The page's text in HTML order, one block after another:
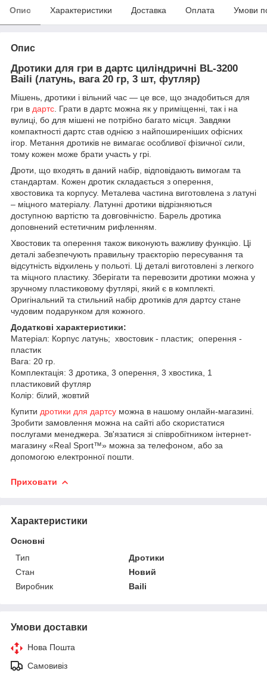
Опис Характеристики Доставка Оплата Умови
Опис
Дротики для гри в дартс циліндричні BL-3200
Baili (латунь, вага 20 гр, 3 шт, футляр)
Мішень, дротики і вільний час — це все, що знадобиться для
гри в дартс . Грати в дартс можна як у приміщенні, так і на
вулиці, бо для мішені не потрібно багато місця. Завдяки
компактності дартс став однією з найпоширеніших офісних
ігор. Метання дротиків не вимагає особливої фізичної сили,
тому кожен може брати участь у грі.
Дроти, що входять в даний набір, відповідають вимогам та
стандартам.
Кожен дротик складається з оперення,
хвостовика та корпусу. Металева частина виготовлена з латуні
– міцного матеріалу. Латунні дротики відрізняються
доступною вартістю та довговічністю.
Барель дротика
доповнений естетичним рифленням.
Хвостовик та оперення також виконують важливу функцію.
Ці
деталі забезпечують правильну траєкторію пересування та
відсутність відхилень у польоті. Ці деталі виготовлені з легкого
та міцного пластику. Зберігати та перевозити дротики можна у
зручному пластиковому футлярі, який є в комплекті.
Оригінальний та стильний набір дротиків для дартсу стане
чудовим подарунком для кожного.
Додаткові характеристики:
Матеріал: Корпус латунь; хвостовик - пластик; оперення -
пластик
Вага: 20 гр.
Комплектація: 3 дротика, 3 оперення, 3 хвостика, 1
пластиковий футляр
Колір: білий, жовтий
Купити дротики для дартсу можна в нашому онлайн-магазині.
Зробити замовлення можна на сайті або скористатися
послугами менеджера. Зв'язатися зі співробітником інтернет-
магазину «Real Sport™» можна за телефоном, або за
допомогою електронної пошти.
Приховати
Характеристики
Основні
Тип
Дротики
Стан
Новий
Виробник
Baili
Умови доставки
Нова Пошта
Самовивіз